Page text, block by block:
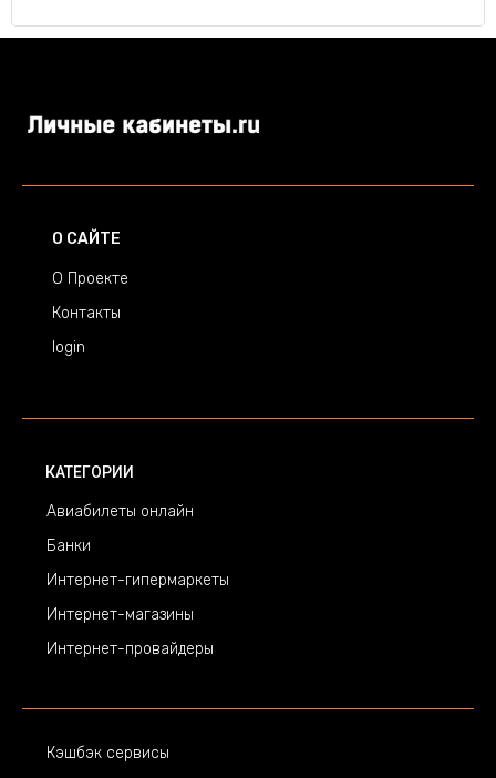
О САЙТЕ
О Проекте
Контакты
login
КАТЕГОРИИ
Авиабилеты онлайн
Банки
Интернет-гипермаркеты
Интернет-магазины
Интернет-провайдеры
Кэшбэк сервисы